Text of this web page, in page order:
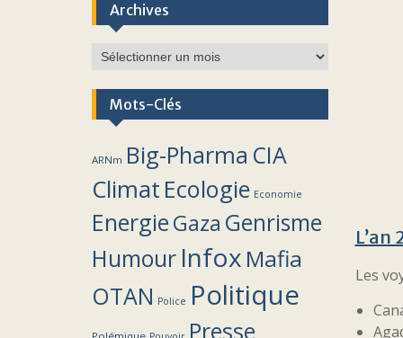
L’an
Les
Archives
Archives
Mots-Clés
ARNm Big-Pharma CIA
Climat Ecologie Economie
EnergieGaza Genrisme
Humour Infox Mafia
OTAN Police Politique
Presse